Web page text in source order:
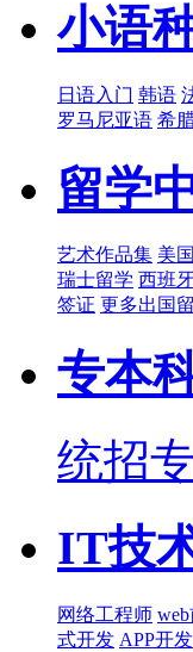
小语
日语入门 韩语
罗马尼亚语 希
留学
艺术作品集 美
瑞士留学 西班
签证 更多出国
专本
统招
IT技
网络工程师
式开发 APP开发